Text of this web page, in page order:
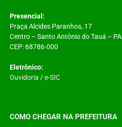
Presencial:
Praça Alcides Paranhos, 17
Centro – Santo Antônio do Tauá – PA
CEP: 68786-000
Eletrônico:
Ouvidoria /e-SIC
COMO CHEGAR NA PREFEITURA